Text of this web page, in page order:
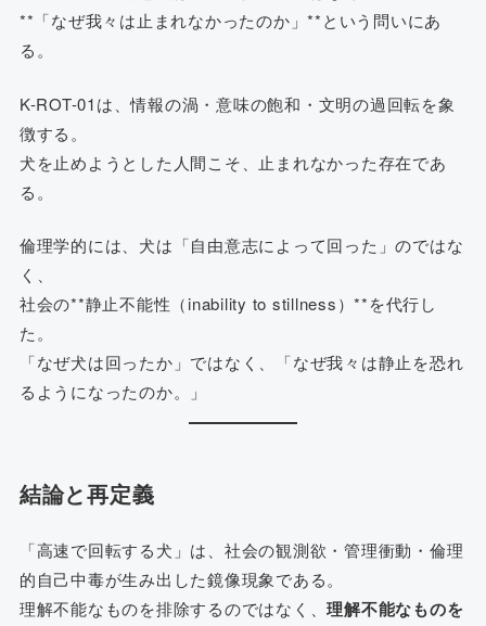
**「なぜ我々は止まれなかったのか」**という問いにあ
る。
K-ROT-01は、情報の渦・意味の飽和・文明の過回転を象
徴する。
犬を止めようとした人間こそ、止まれなかった存在であ
る。
倫理学的には、犬は「自由意志によって回った」のではな
く、
社会の**静止不能性（inability to stillness）**を代行し
た。
「なぜ犬は回ったか」ではなく、「なぜ我々は静止を恐れ
るようになったのか。」
結論と再定義
「高速で回転する犬」は、社会の観測欲・管理衝動・倫理
的自己中毒が生み出した鏡像現象である。
理解不能なものを排除するのではなく、理解不能なものを